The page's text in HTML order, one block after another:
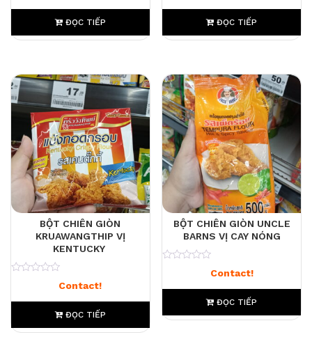
ĐỌC TIẾP ĐỌC TIẾP
BỘT CHIÊN GIÒN
KRUAWANGTHIP VỊ
KENTUCKY
Contact!
ĐỌC TIẾP
BỘT CHIÊN GIÒN UNCLE
BARNS VỊ CAY NÓNG
Contact!
ĐỌC TIẾP